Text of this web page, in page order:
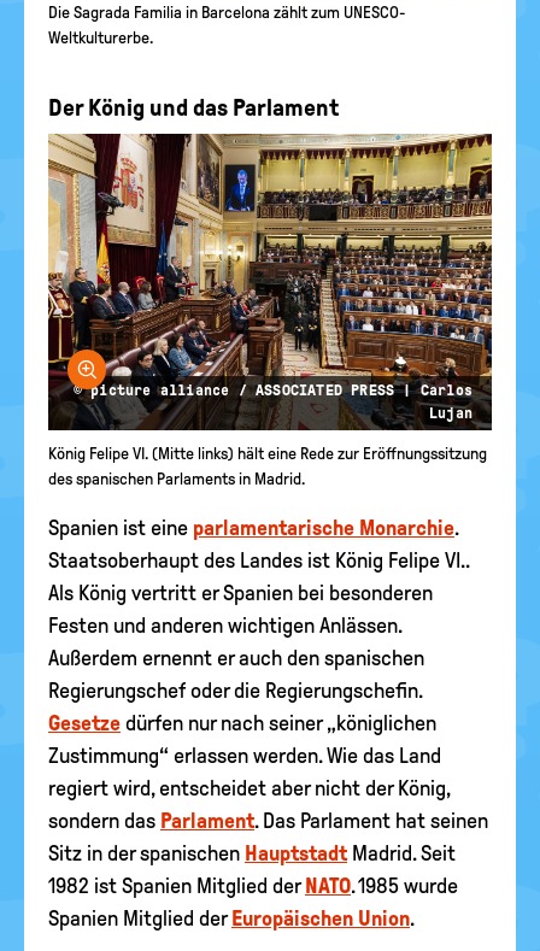
Die Sagrada Familia in Barcelona zählt zum UNESCO-
Weltkulturerbe.
Der König und das Parlament
Bild vergrößern
© picture alliance / ASSOCIATED PRESS | Carlos
Lujan
König Felipe VI. (Mitte links) hält eine Rede zur Eröffnungssitzung
des spanischen Parlaments in Madrid.
Spanien ist eine parlamentarische Monarchie.
Staatsoberhaupt des Landes ist König Felipe VI..
Als König vertritt er Spanien bei besonderen
Festen und anderen wichtigen Anlässen.
Außerdem ernennt er auch den spanischen
Regierungschef oder die Regierungschefin.
Gesetze dürfen nur nach seiner „königlichen
Zustimmung“ erlassen werden. Wie das Land
regiert wird, entscheidet aber nicht der König,
sondern das Parlament. Das Parlament hat seinen
Sitz in der spanischen HauptstadtMadrid. Seit
1982 ist Spanien Mitglied der NATO. 1985 wurde
Spanien Mitglied der Europäischen Union.